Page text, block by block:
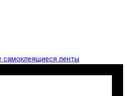
самоклеящиеся ленты